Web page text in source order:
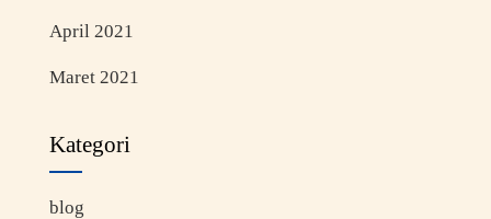
April 2021
Maret 2021
Kategori
blog